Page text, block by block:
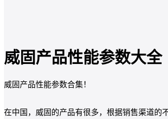
威固产品性能参数大全
威固产品性能参数合集！
在中国，威固的产品有很多，根据销售渠道的